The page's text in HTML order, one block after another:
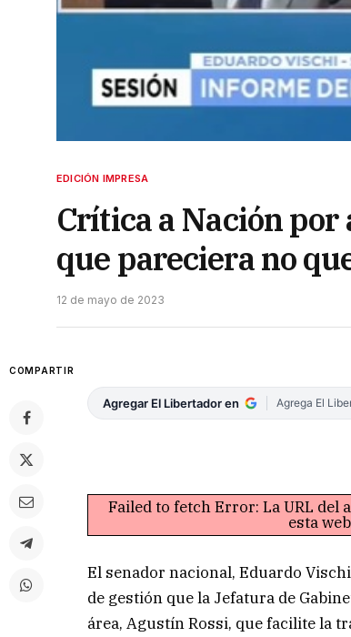
EDICIÓN IMPRESA
Crítica a Nación por
que pareciera no
12 de mayo de 2023
COMPARTIR
Agregar El Libertador en Agrega El
Failed to fetch Error: La URL del
esta
El senador nacional, Eduardo
de gestión que la Jefatura de
área, Agustín Rossi, que facilite la